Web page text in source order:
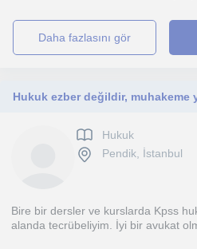
daha fazlasını gör
Hukuk
Pendik, İstanbul
Bire bir dersler ve kurslarda Kpss
alanda tecrübeliyim. İyi bir avukat